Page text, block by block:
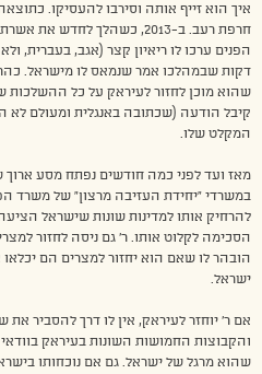
איך הוא זייף אותה וסירבו להעסיקו.
חרפת רעב. ב-2013, כשהלך לחדש
דקות שבמהלכו אמר שנמאס לו מישראל.
שהוא מוכן לחזור לעיראק על כל
קיבל הודעה (שכתובה באנגלית ומעולם לא
המקלט שלו.
מאז ועד לפני כמה חודשים נפתח מסע
במשרדי “יחידת העזיבה מרצון” של משרד
להרחיק אותו למדינות שונות שישראל
הסכימה לקלוט אותו. ר’ גם ניסה לחזור
הובהר לו שאם הוא יחזור למצרים הם יכלאו
ישראל.
והקבוצות החמושות השונות בעיראק בוודאי
שהוא מרגל של ישראל. גם אם נוכחותו